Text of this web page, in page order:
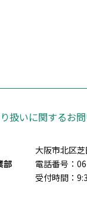
扱いに関するお
部
大阪市北区
電話番号：
受付時間：